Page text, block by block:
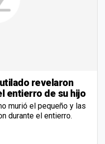
revelaron
entierro de su hijo
murió el pequeño y las
durante el entierro.